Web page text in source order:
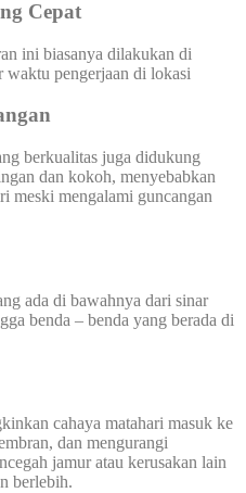
Cepat
ini biasanya dilakukan di
pengerjaan di lokasi
berkualitas juga didukung
dan kokoh, menyebabkan
meski mengalami guncangan
ada di bawahnya dari sinar
benda – benda yang berada di
cahaya matahari masuk ke
dan mengurangi
jamur atau kerusakan lain
berlebih.